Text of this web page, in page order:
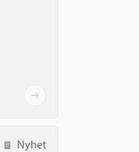
Nyhet